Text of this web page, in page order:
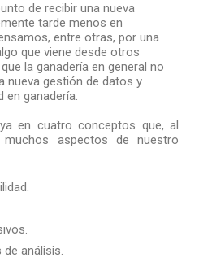
de recibir una nueva
tarde menos en
entre otras, por una
que viene desde otros
la ganadería en general no
nueva gestión de datos y
en ganadería.
en cuatro conceptos que, al
muchos aspectos de nuestro
análisis.